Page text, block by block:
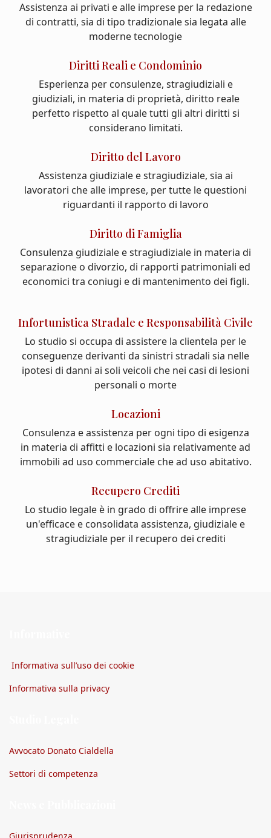
Assistenza ai privati e alle imprese per la redazione
di contratti, sia di tipo tradizionale sia legata alle
moderne tecnologie
Diritti Reali e Condominio
Esperienza per consulenze, stragiudiziali e
giudiziali, in materia di proprietà, diritto reale
perfetto rispetto al quale tutti gli altri diritti si
considerano limitati.
Diritto del Lavoro
Assistenza giudiziale e stragiudiziale, sia ai
lavoratori che alle imprese, per tutte le questioni
riguardanti il rapporto di lavoro
Diritto di Famiglia
Consulenza giudiziale e stragiudiziale in materia di
separazione o divorzio, di rapporti patrimoniali ed
economici tra coniugi e di mantenimento dei figli.
Infortunistica Stradale e Responsabilità Civile
Lo studio si occupa di assistere la clientela per le
conseguenze derivanti da sinistri stradali sia nelle
ipotesi di danni ai soli veicoli che nei casi di lesioni
personali o morte
Locazioni
Consulenza e assistenza per ogni tipo di esigenza
in materia di affitti e locazioni sia relativamente ad
immobili ad uso commerciale che ad uso abitativo.
Recupero Crediti
Lo studio legale è in grado di offrire alle imprese
un'efficace e consolidata assistenza, giudiziale e
stragiudiziale per il recupero dei crediti
Informativa sull’uso dei cookie
Informativa sulla privacy
Avvocato Donato Cialdella
Settori di competenza